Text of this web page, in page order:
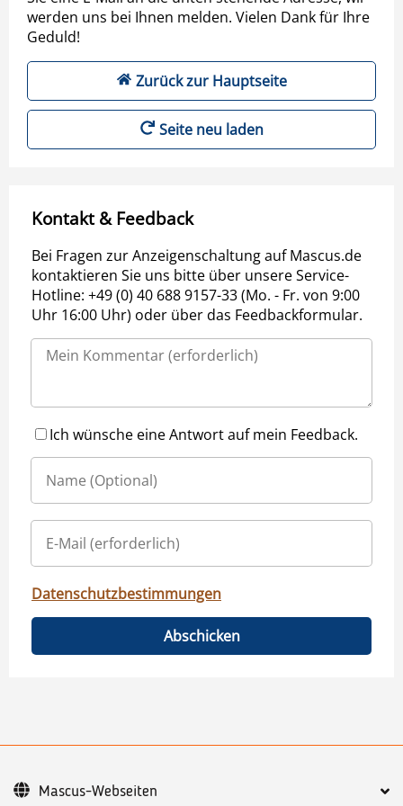
werden uns bei Ihnen melden. Vielen Dank für Ihre
Geduld!
Zurück zur Hauptseite
Seite neu laden
Kontakt & Feedback
Bei Fragen zur Anzeigenschaltung auf Mascus.de
kontaktieren Sie uns bitte über unsere Service-
Hotline: +49 (0) 40 688 9157-33 (Mo. - Fr. von 9:00
Uhr 16:00 Uhr) oder über das Feedbackformular.
Ich wünsche eine Antwort auf mein Feedback.
Datenschutzbestimmungen
Abschicken
Mascus-Webseiten